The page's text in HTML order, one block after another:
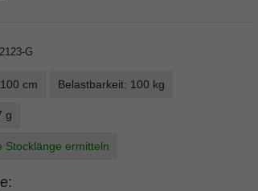
2123-G
cm Belastbarkeit: 100 kg
g
Stocklänge ermitteln